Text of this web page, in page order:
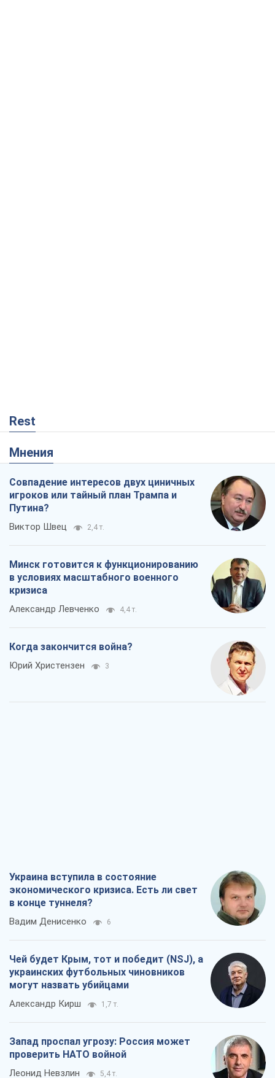
Rest
Мнения
Совпадение интересов двух циничных
игроков или тайный план Трампа и
Путина?
Виктор Швец 2,4 т.
Минск готовится к функционированию
в условиях масштабного военного
кризиса
Александр Левченко 4,4 т.
Когда закончится война?
Юрий Христензен 3
Украина вступила в состояние
экономического кризиса. Есть ли свет
в конце туннеля?
Вадим Денисенко 6
Чей будет Крым, тот и победит (NSJ), а
украинских футбольных чиновников
могут назвать убийцами
Александр Кирш 1,7 т.
Запад проспал угрозу: Россия может
проверить НАТО войной
Леонид Невзлин 5,4 т.